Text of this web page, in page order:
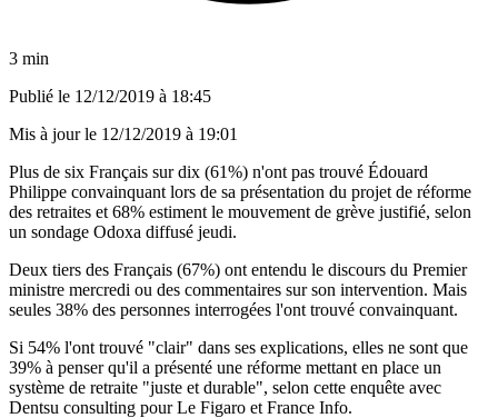
3 min
Publié le 12/12/2019 à 18:45
Mis à jour le 12/12/2019 à 19:01
Plus de six Français sur dix (61%) n'ont pas trouvé Édouard
Philippe convainquant lors de sa présentation du projet de réforme
des retraites et 68% estiment le mouvement de grève justifié, selon
un sondage Odoxa diffusé jeudi.
Deux tiers des Français (67%) ont entendu le discours du Premier
ministre mercredi ou des commentaires sur son intervention. Mais
seules 38% des personnes interrogées l'ont trouvé convainquant.
Si 54% l'ont trouvé "clair" dans ses explications, elles ne sont que
39% à penser qu'il a présenté une réforme mettant en place un
système de retraite "juste et durable", selon cette enquête avec
Dentsu consulting pour Le Figaro et France Info.